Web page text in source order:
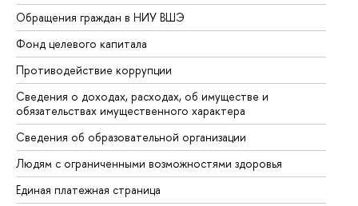
Обращения граждан в НИУ ВШЭ
Фонд целевого капитала
Противодействие коррупции
Сведения о доходах, расходах, об имуществе и
обязательствах имущественного характера
Сведения об образовательной организации
Людям с ограниченными возможностями здоровья
Единая платежная страница